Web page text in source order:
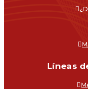
Líneas